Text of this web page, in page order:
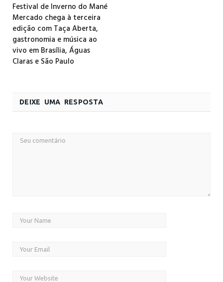
Festival de Inverno do Mané
Mercado chega à terceira
edição com Taça Aberta,
gastronomia e música ao
vivo em Brasília, Águas
Claras e São Paulo
DEIXE UMA RESPOSTA